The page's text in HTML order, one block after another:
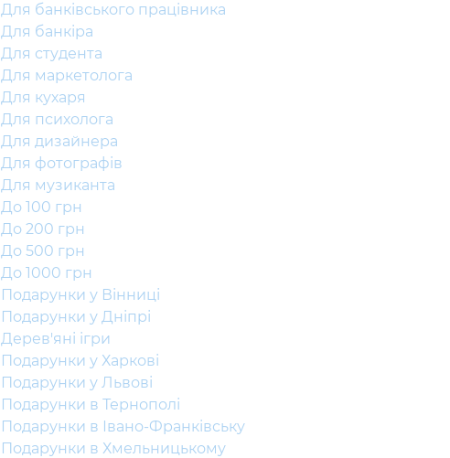
Для банківського працівника
Для банкіра
Для студента
Для маркетолога
Для кухаря
Для психолога
Для дизайнера
Для фотографів
Для музиканта
До 100 грн
До 200 грн
До 500 грн
До 1000 грн
Подарунки у Вінниці
Подарунки у Дніпрі
Дерев'яні ігри
Подарунки у Харкові
Подарунки у Львові
Подарунки в Тернополі
Подарунки в Івано-Франківську
Подарунки в Хмельницькому